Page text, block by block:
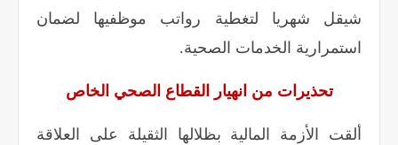
شيقل شهريا لتغطية رواتب موظفيها لضمان
استمرارية الخدمات الصحية.
تحذيرات من انهيار القطاع الصحي الخاص
ألقت الأزمة المالية بظلالها الثقيلة على العلاقة